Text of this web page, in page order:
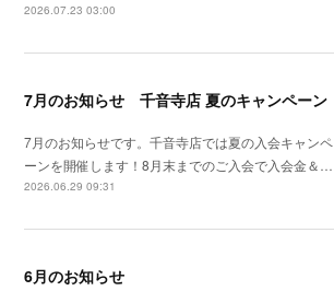
2026.07.23 03:00
7月のお知らせ 千音寺店 夏のキャンペーン
7月のお知らせです。千音寺店では夏の入会キャンペ
ーンを開催します！8月末までのご入会で入会金＆…
2026.06.29 09:31
6月のお知らせ